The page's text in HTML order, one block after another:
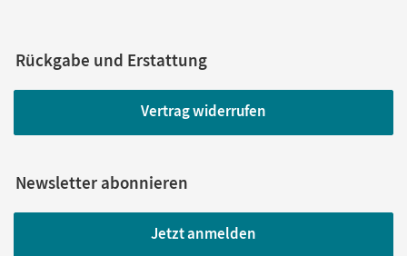
Rückgabe und Erstattung
Vertrag widerrufen
Newsletter abonnieren
Jetzt anmelden